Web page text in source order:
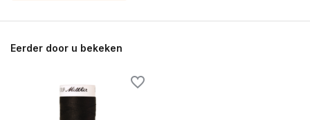
Eerder door u bekeken